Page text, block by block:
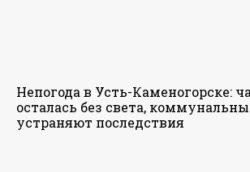
Непогода в Усть-Каменогорске:
осталась без света,
устраняют последствия